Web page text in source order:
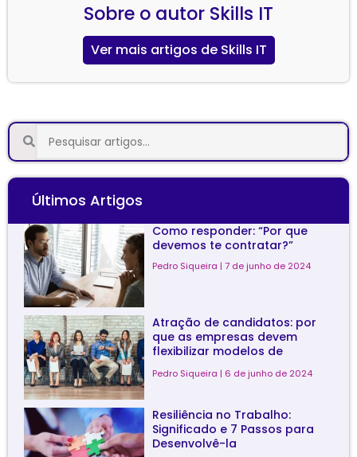
Skills IT
Ver mais artigos de Skills IT
Últimos Artigos
Como responder: “Por que
devemos te contratar?”
Pedro Siqueira 7 de junho de 2024
Atração de candidatos: por
que as empresas devem
flexibilizar modelos de
Pedro Siqueira 6 de junho de 2024
Resiliência no Trabalho:
Significado e 7 Passos para
Desenvolvê-la